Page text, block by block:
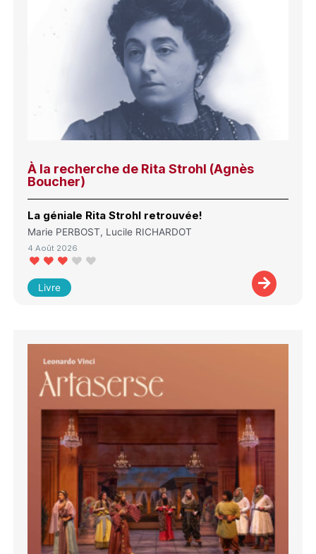
À la recherche de Rita Strohl (Agnès
Boucher)
La géniale Rita Strohl retrouvée!
Marie PERBOST, Lucile RICHARDOT
4 Août 2026
Livre